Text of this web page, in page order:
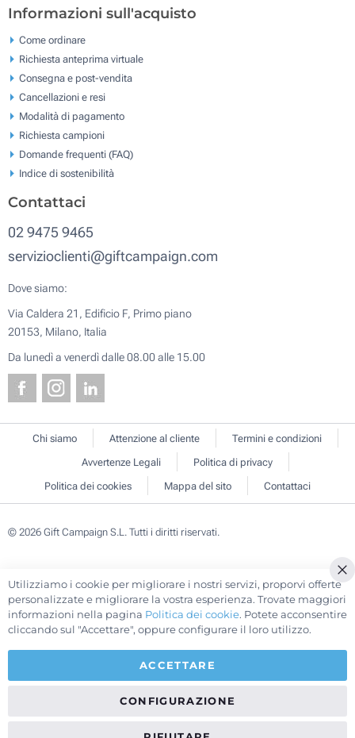
Informazioni sull'acquisto
Come ordinare
Richiesta anteprima virtuale
Consegna e post-vendita
Cancellazioni e resi
Modalità di pagamento
Richiesta campioni
Domande frequenti (FAQ)
Indice di sostenibilità
Contattaci
02 9475 9465
servizioclienti@giftcampaign.com
Dove siamo:
Via Caldera 21, Edificio F, Primo piano
20153, Milano, Italia
Da lunedì a venerdì dalle 08.00 alle 15.00
Chi siamo Attenzione al cliente
Termini e condizioni
Avvertenze Legali
Politica di privacy
Politica dei cookies
Mappa del sito Contattaci
© 2026 Gift Campaign S.L. Tutti i diritti riservati.
Utilizziamo i cookie per migliorare i nostri servizi, proporvi offerte
personalizzate e migliorare la vostra esperienza. Trovate maggiori
informazioni nella pagina Politica dei cookie. Potete acconsentire
cliccando sul "Accettare", oppure configurare il loro utilizzo.
ACCETTARE
CONFIGURAZIONE